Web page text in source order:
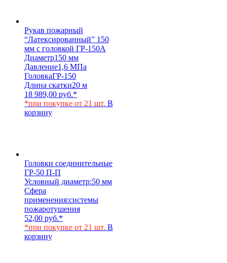
Рукав пожарный
“Латексированный” 150
мм с головкой ГР-150А
Диаметр150 мм
Давление1,6 МПа
ГоловкаГР-150
Длина скатки20 м
18 989,00 руб.*
*при покупке от 21 шт. В
корзину
Головки соединительные
ГР-50 П-П
Условный диаметр:50 мм
Сфера
применения:системы
пожаротушения
52,00 руб.*
*при покупке от 21 шт. В
корзину